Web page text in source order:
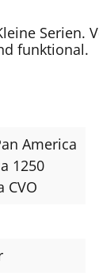
Serien.
funktional.
America
1250
CVO